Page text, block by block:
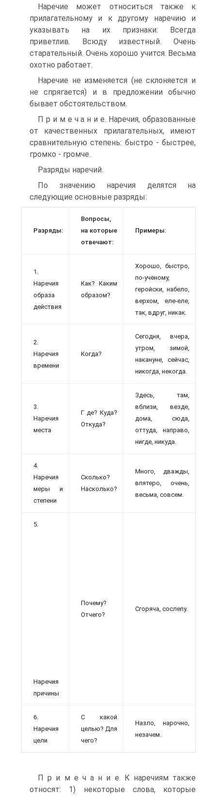
Наречие может относиться также к
прилагательному и к другому наречию и
указывать на их признаки: Всегда
приветлив. Всюду известный. Очень
старательный. Очень хорошо учится. Весьма
охотно работает.
Наречие не изменяется (не склоняется и
не спрягается) и в предложении обычно
бывает обстоятельством.
П р и м е ч а н и е. Наречия, образованные
от качественных прилагательных, имеют
сравнительную степень: быстро - быстрее,
громко - громче.
Разряды наречий.
По значению наречия делятся на
следующие основные разряды:
Разряды:
Вопросы,
на которые
отвечают:
Примеры:
1.
Наречия
образа
действия
Как? Каким
образом?
Хорошо, быстро,
по-учёному,
геройски, набело,
верхом, еле-еле,
так, вдруг, никак.
2.
Наречия
времени
Когда?
Сегодня, вчера,
утром, зимой,
накануне, сейчас,
никогда, некогда.
3.
Наречия
места
Г де? Куда?
Откуда?
Здесь, там,
вблизи, везде,
дома, сюда,
оттуда, направо,
нигде, никуда.
4.
Наречия
меры и
степени
Сколько?
Насколько?
Много, дважды,
впятеро, очень,
весьма, совсем.
5.
Наречия
причины
Почему?
Отчего?
Сгоряча, сослепу.
6.
Наречия
цели
С какой
целью? Для
чего?
Назло, нарочно,
незачем.
П р и м е ч а н и е. К наречиям также
относят: 1) некоторые слова, которые